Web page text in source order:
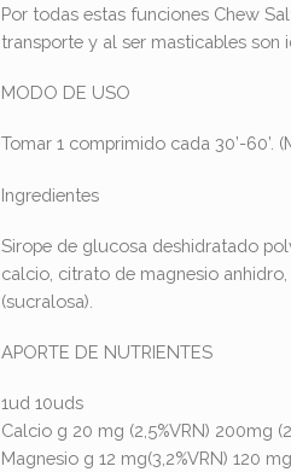
Por todas estas funciones Chew
transporte y al ser masticables
MODO DE USO
Tomar 1 comprimido cada 30’-60’.
Ingredientes
Sirope de glucosa deshidratado
calcio, citrato de magnesio
(sucralosa).
APORTE DE NUTRIENTES
1ud 10uds
Calcio g 20 mg (2,5%VRN) 200mg
Magnesio g 12 mg(3,2%VRN) 120